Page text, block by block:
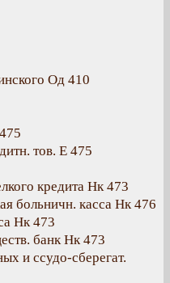
Од 410
тов. Е 475
кредита Нк 473
больничн. касса Нк 476
Нк 473
банк Нк 473
и ссудо-сберегат.